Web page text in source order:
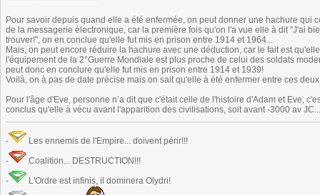
Pour savoir depuis quand elle a été enfermée, on peut donner une hachure qui
de la messagerie électronique, car la première fois qu'on l'a vue elle à dit ''J'ai
trouver!'', on en conclue qu'elle fut mis en prison entre 1914 et 1964...
Mais, on peut encore réduire la hachure avec une déduction, car le fait est
l'équipement de la 2°Guerre Mondiale est plus proche de celui des soldats
peut donc en conclure qu'elle fut mis en prison entre 1914 et 1939!
Voilà, on à pas de date précise mais on sait qu'elle à été enfermer entre ces
Pour l'âge d'Eve, personne n’a dit que c'était celle de l'histoire d'Adam et Eve,
conclus qu'elle à vécu avant l'apparition des civilisations, soit avant -3000 av
-
Les ennemis de l'Empire... doivent périr!!!
-
Coalition... DESTRUCTION!!!
-
L'Ordre est infinis, il dominera Olydri!